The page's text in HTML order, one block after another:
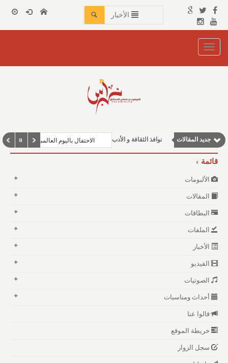
الأخبار
Toggle
navigation
جديد المقالات نوافذ الثقافة و الأدب
مقالات اجتماعية
الاحتفال باليوم العالمي للغة العربية
قائمة
الألبومات
المقالات
البطاقات
الملفات
الأخبار
الفيديو
الصوتيات
أحداث ومناسبات
قالوا عنا
خريطة الموقع
سجل الزوار